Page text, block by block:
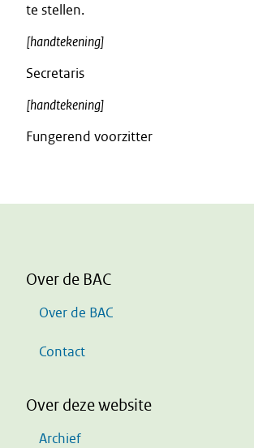
te stellen.
[handtekening]
Secretaris
[handtekening]
Fungerend voorzitter
Over de BAC
Over de BAC
Contact
Over deze website
Archief